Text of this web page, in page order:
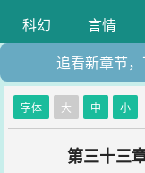
科幻
言情
追看新章节
字体 大 中 小
第三十三